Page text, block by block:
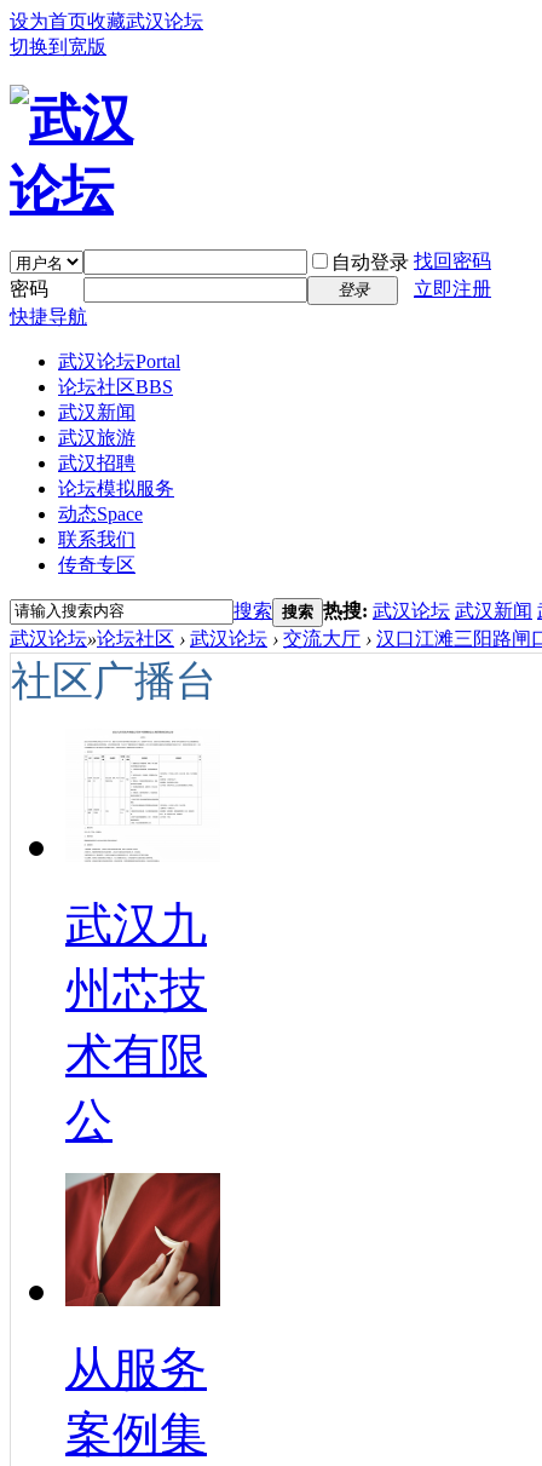
设为首页收藏武汉论坛
切换到宽版
自动登录 找回密码
密码
登录
立即注册
快捷导航
武汉论坛Portal
论坛社区BBS
武汉新闻
武汉旅游
武汉招聘
论坛模拟服务
动态Space
联系我们
传奇专区
搜索 搜索 热搜: 武汉论坛 武汉新闻
武汉论坛»论坛社区 › 武汉论坛 › 交流大厅 › 汉口江滩三阳路闸
社区广播台
武汉九
州芯技
术有限
公
从服务
案例集